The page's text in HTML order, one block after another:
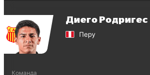
Диего Родригес
Перу
Команда